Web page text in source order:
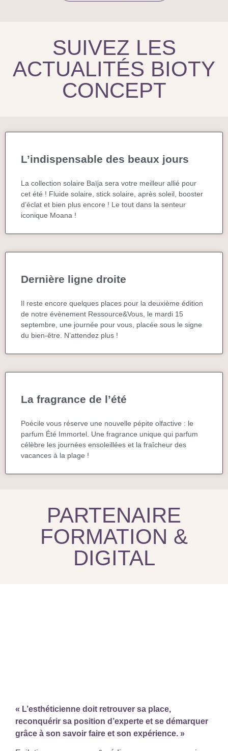
SUIVEZ LES
ACTUALITÉS BIOTY
CONCEPT
L’indispensable des beaux jours
La collection solaire Baïja sera votre meilleur allié pour
cet été ! Fluide solaire, stick solaire, après soleil, booster
d’éclat et bien plus encore ! Le tout dans la senteur
iconique Moana !
Dernière ligne droite
Il reste encore quelques places pour la deuxième édition
de notre évènement Ressource&Vous, le mardi 15
septembre, une journée pour vous, placée sous le signe
du bien-être. N’attendez plus !
La fragrance de l’été
Poécile vous réserve une nouvelle pépite olfactive : le
parfum Été Immortel. Une fragrance unique qui parfum
célèbre les journées ensoleillées et la fraîcheur des
vacances à la plage !
PARTENAIRE
FORMATION &
DIGITAL
« L’esthéticienne doit retrouver sa place,
reconquérir sa position d’experte et se démarquer
grâce à son savoir faire et son expérience. »